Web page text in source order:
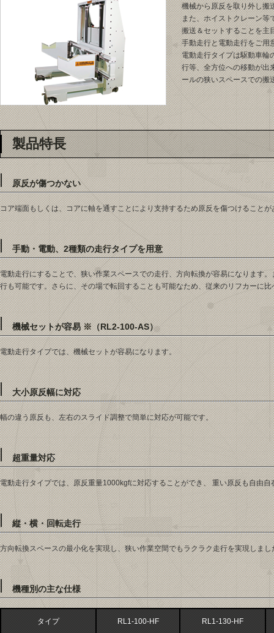
機械から原反を取り外し搬
また、ホイストクレーン等
搬送＆セットすることを主
手動走行と電動走行をご用
電動走行タイプは駆動車輪
行等、全方位への移動が出
ールの狭いスペースでの搬
製品特長
原反が傷つかない
コア端面もしくは、コアに軸を通すことにより支持するため原反を傷つけることが
手動・電動、2種類の走行タイプを用意
電動走行にすることで、狭い作業スペースでの走行、方向転換が容易になります
行も可能です。さらに、その場で転回することも可能なため、従来のリフカーに
機械セットが容易 ※（RL2-100-AS）
電動走行タイプでは、機械セットが容易になります。
大小原反幅に対応
幅の違う原反も、左右のスライド調整で簡単に対応が可能です。
超重量対応
電動走行タイプでは、原反重量1000kgfに対応することができ、 重い原反も自由
縦・横・回転走行
方向転換スペースの最小化を実現し、狭い作業空間でもラクラク走行を実現しまし
機種別の主な仕様
タイプ RL1-100-HF RL1-130-HF